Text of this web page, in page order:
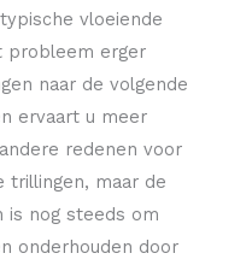
vloeiende
probleem erger
naar de volgende
ervaart u meer
redenen voor
trillingen, maar de
is nog steeds om
onderhouden door